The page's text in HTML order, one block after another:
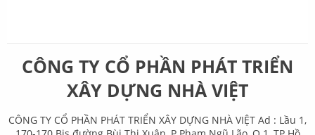
CÔNG TY CỔ PHẦN PHÁT TRIỂN
XÂY DỰNG NHÀ VIỆT
CÔNG TY CỔ PHẦN PHÁT TRIỂN XÂY DỰNG NHÀ VIỆT Ad : Lầu 1,